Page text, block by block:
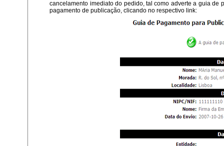
cancelamento imediato do pedido, tal como adverte a guia de
pagamento de publicação, clicando no respectivo link: